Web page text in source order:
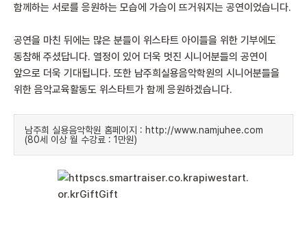
함께하는 서로를 응원하는 모습에 가슴이 뜨거워지는 공연이었습니다.
공연을 마친 뒤에는 많은 분들이 위스타트 아이들을 위한 기부에도
동참해 주셨답니다. 열정이 있어 더욱 멋진 시니어분들의 공연이
앞으로 더욱 기대됩니다. 또한 남주희실용음악학원의 시니어분들을
위한 음악교육활동도 위스타트가 함께 응원하겠습니다.
남주희 실용음악학원 홈페이지 : http://www.namjuhee.com
(80세 이상 월 수강료 : 1만원)